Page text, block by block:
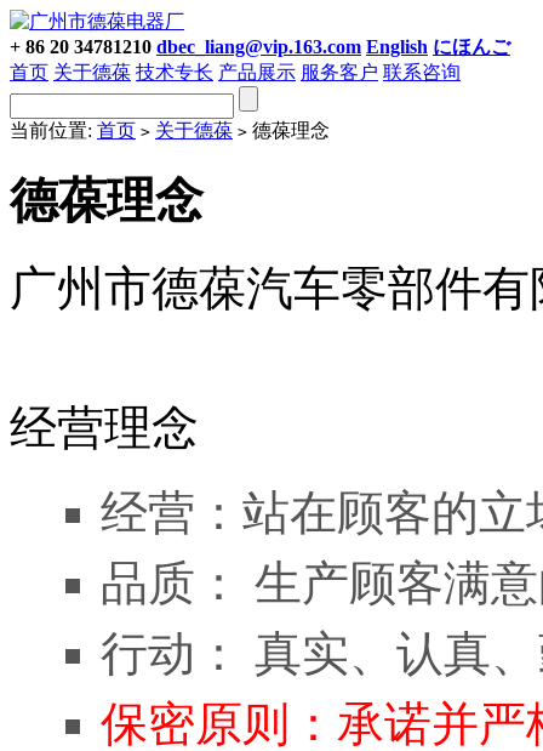
+ 86 20 34781210 dbec_liang@vip.163.com English にほんご
首页 关于德葆 技术专长 产品展示 服务客户 联系咨询
当前位置: 首页 > 关于德葆 > 德葆理念
德葆理念
广州市德葆汽车零部件
经营理念
经营：站在顾客的立
品质： 生产顾客满
行动： 真实、认真
保密原则：承诺并